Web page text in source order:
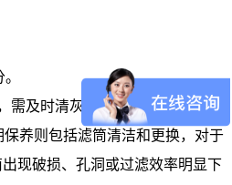
需及时清灰；若压差上升过快，
养则包括滤筒清洁和更换，对于
现破损、孔洞或过滤效率明显下